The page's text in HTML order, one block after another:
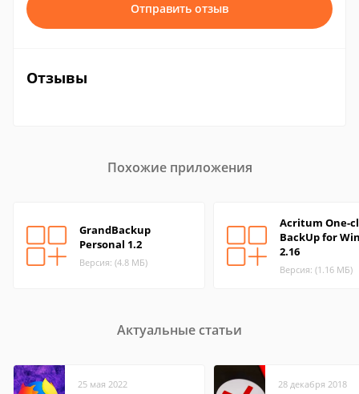
Отправить отзыв
Отзывы
Похожие приложения
GrandBackup
Personal 1.2
Версия: (4.8 МБ)
Acritum One-
BackUp for
2.16
Версия: (1.16 МБ)
Актуальные статьи
25 мая 2022 28 декабря 2018